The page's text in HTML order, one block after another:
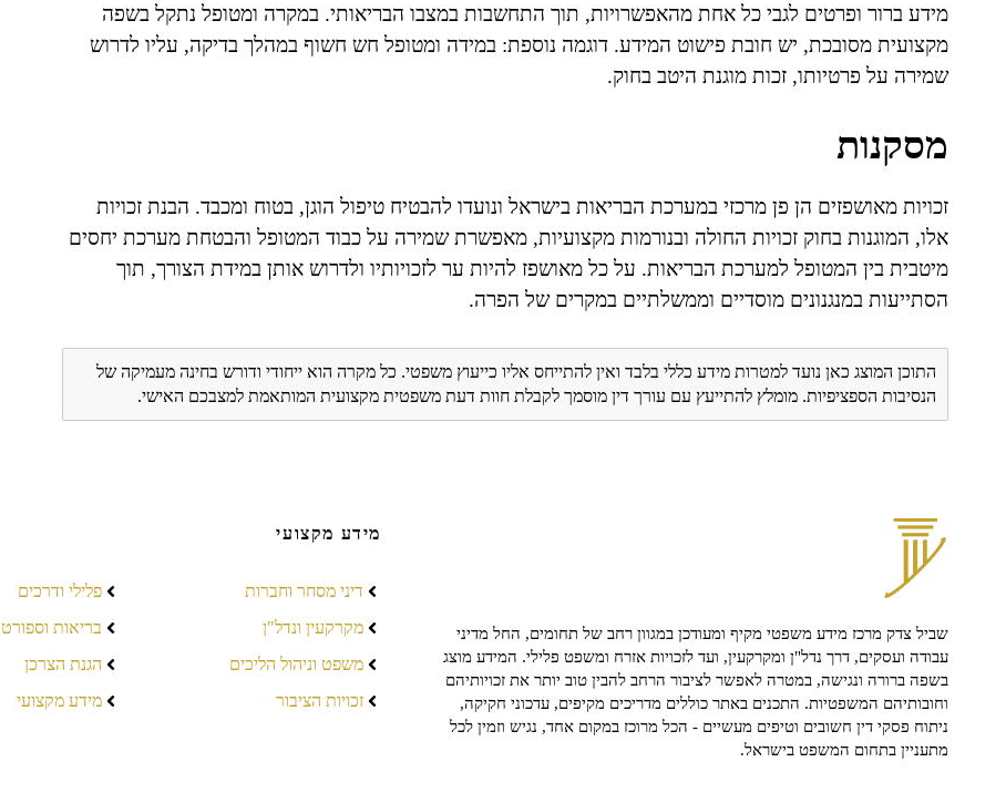
מידע ברור ופרטים לגבי כל אחת מהאפשרויות, תוך התחשבות במצבו הבריאותי. במקרה ומטופל נתקל בשפה
מקצועית מסובכת, יש חובת פישוט המידע. דוגמה נוספת: במידה ומטופל חש חשוף במהלך בדיקה, עליו לדרוש
שמירה על פרטיותו, זכות מוגנת היטב בחוק.
מסקנות
זכויות מאושפזים הן פן מרכזי במערכת הבריאות בישראל ונועדו להבטיח טיפול הוגן, בטוח ומכבד. הבנת זכויות
אלו, המוגנות בחוק זכויות החולה ובנורמות מקצועיות, מאפשרת שמירה על כבוד המטופל והבטחת מערכת יחסים
מיטבית בין המטופל למערכת הבריאות. על כל מאושפז להיות ער לזכויותיו ולדרוש אותן במידת הצורך, תוך
הסתייעות במנגנונים מוסדיים וממשלתיים במקרים של הפרה.
התוכן המוצג כאן נועד למטרות מידע כללי בלבד ואין להתייחס אליו כייעוץ משפטי. כל מקרה הוא ייחודי ודורש בחינה מעמיקה של
הנסיבות הספציפיות. מומלץ להתייעץ עם עורך דין מוסמך לקבלת חוות דעת משפטית מקצועית המותאמת למצבכם האישי.
שביל צדק מרכז מידע משפטי מקיף ומעודכן במגוון רחב של תחומים, החל מדיני
עבודה ועסקים, דרך נדל"ן ומקרקעין, ועד לזכויות אזרח ומשפט פלילי. המידע מוצג
בשפה ברורה ונגישה, במטרה לאפשר לציבור הרחב להבין טוב יותר את זכויותיהם
וחובותיהם המשפטיות. התכנים באתר כוללים מדריכים מקיפים, עדכוני חקיקה,
ניתוח פסקי דין חשובים וטיפים מעשיים - הכל מרוכז במקום אחד, נגיש וזמין לכל
מתעניין בתחום המשפט בישראל.
מידע מקצועי
דיני מסחר וחברות
מקרקעין ונדל"ן
משפט וניהול הליכים
זכויות הציבור
פלילי ודרכים
בריאות וספורט
הגנת הצרכן
מידע מקצועי